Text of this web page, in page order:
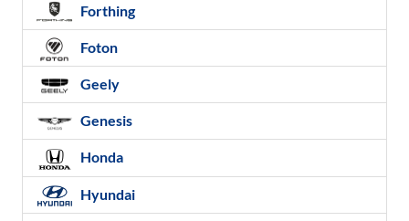
Forthing
Foton
Geely
Genesis
Honda
Hyundai